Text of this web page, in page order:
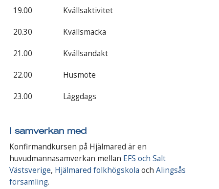
19.00 Kvällsaktivitet
20.30 Kvällsmacka
21.00 Kvällsandakt
22.00 Husmöte
23.00 Läggdags
I samverkan med
Konfirmandkursen på Hjälmared är en
huvudmannasamverkan mellan EFS och Salt
Västsverige, Hjälmared folkhögskola ochAlingsås
församling.